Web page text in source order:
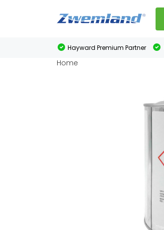
Hayward Premium Partner
Home